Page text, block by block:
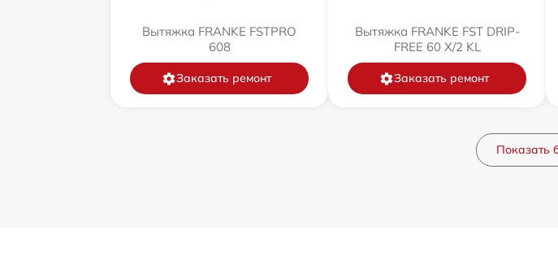
Вытяжка FRANKE FSTPRO
608
Заказать ремонт
Вытяжка FRANKE FST DRIP-
FREE 60 X/2 KL
Заказать ремонт
Показать